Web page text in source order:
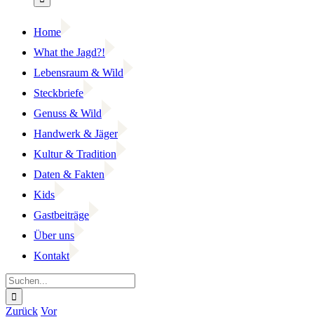
Home
What the Jagd?!
Lebensraum & Wild
Steckbriefe
Genuss & Wild
Handwerk & Jäger
Kultur & Tradition
Daten & Fakten
Kids
Gastbeiträge
Über uns
Kontakt
Suche
nach:
Facebook
YouTube
Instagram
Zurück Vor